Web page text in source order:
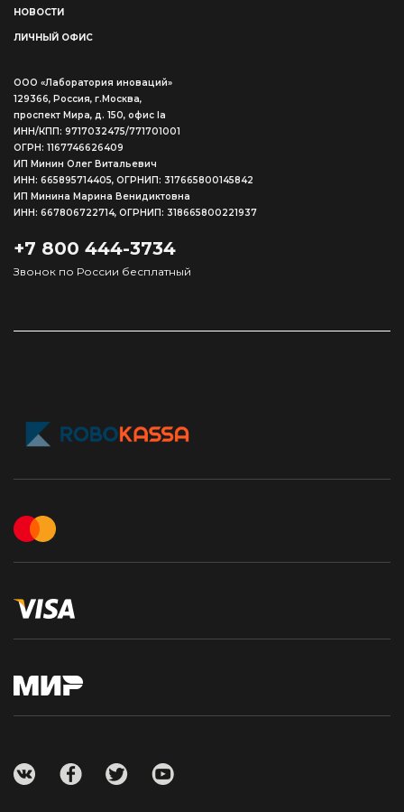
НОВОСТИ
ЛИЧНЫЙ ОФИС
ООО «Лаборатория иноваций»
129366, Россия, г.Москва,
проспект Мира, д. 150, офис Ia
ИНН/КПП: 9717032475/771701001
ОГРН: 1167746626409
ИП Минин Олег Витальевич
ИНН: 665895714405, ОГРНИП: 317665800145842
ИП Минина Марина Венидиктовна
ИНН: 667806722714, ОГРНИП: 318665800221937
+7 800 444-3734
Звонок по России бесплатный